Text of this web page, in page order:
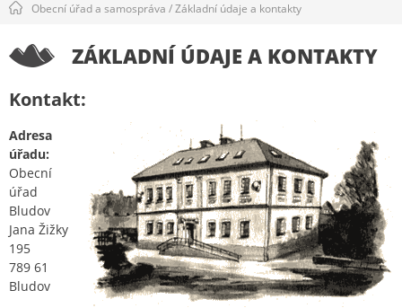
Obecní úřad a samospráva /Základní údaje a kontakty
ZÁKLADNÍ ÚDAJE A KONTAKTY
Kontakt:
Adresa
úřadu:
Obecní
úřad
Bludov
Jana Žižky
195
789 61
Bludov